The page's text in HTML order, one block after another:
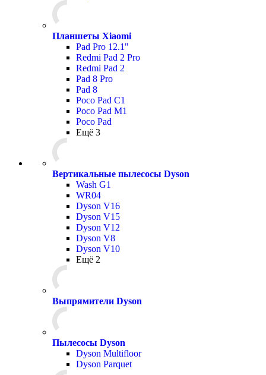
Планшеты Xiaomi
Pad Pro 12.1"
Redmi Pad 2 Pro
Redmi Pad 2
Pad 8 Pro
Pad 8
Poco Pad С1
Poco Pad M1
Poco Pad
Ещё 3
Вертикальные пылесосы Dyson
Wash G1
WR04
Dyson V16
Dyson V15
Dyson V12
Dyson V8
Dyson V10
Ещё 2
Выпрямители Dyson
Пылесосы Dyson
Dyson Multifloor
Dyson Parquet